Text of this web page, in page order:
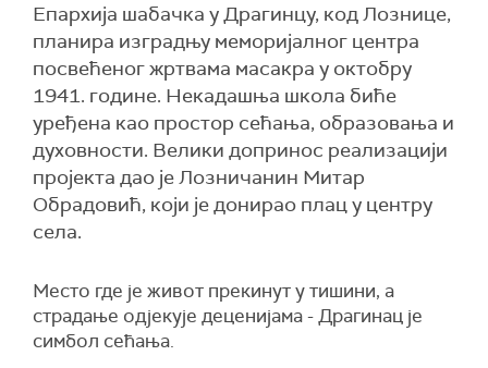
Епархија шабачка у Драгинцу, код Лознице,
планира изградњу меморијалног центра
посвећеног жртвама масакра у октобру
1941. године. Некадашња школа биће
уређена као простор сећања, образовања и
духовности. Велики допринос реализацији
пројекта дао је Лозничанин Митар
Обрадовић, који је донирао плац у центру
села.
Место где је живот прекинут у тишини, а
страдање одјекује деценијама - Драгинац је
симбол сећања.